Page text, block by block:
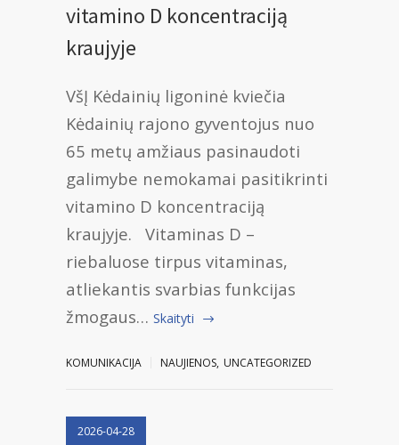
vitamino D koncentraciją
kraujyje
VšĮ Kėdainių ligoninė kviečia
Kėdainių rajono gyventojus nuo
65 metų amžiaus pasinaudoti
galimybe nemokamai pasitikrinti
vitamino D koncentraciją
kraujyje. Vitaminas D –
riebaluose tirpus vitaminas,
atliekantis svarbias funkcijas
žmogaus… Skaityti
KOMUNIKACIJA NAUJIENOS, UNCATEGORIZED
2026-04-28